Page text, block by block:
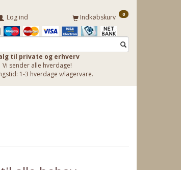
Indkøbskurv 0
Log ind
til private og erhverv
Vi sender alle hverdage!
1-3 hverdage v/lagervare.